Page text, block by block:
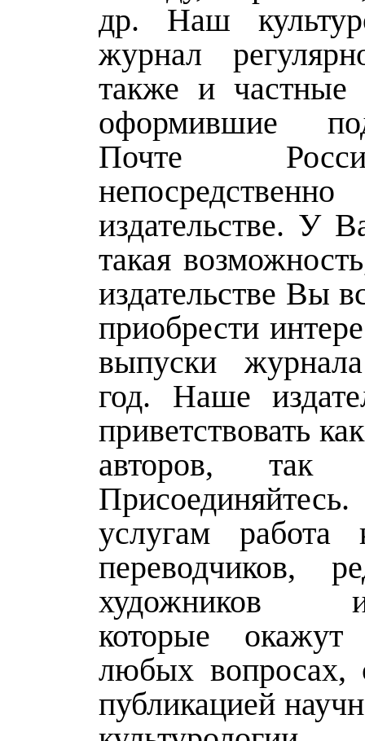
др. Наш
журнал
также и частные
оформившие
Почте
издательстве. У
такая
издательстве Вы
приобрести
выпуски
год. Наше
приветствовать
авторов,
услугам работа
переводчиков,
художников
которые
любых вопросах,
публикацией